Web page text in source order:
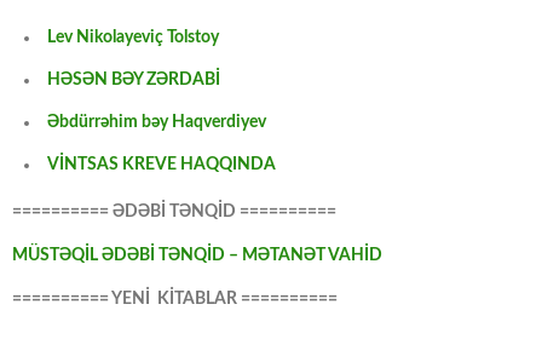
Lev Nikolayeviç Tolstoy
HƏSƏN BƏY ZƏRDABİ
Əbdürrəhim bəy Haqverdiyev
VİNTSAS KREVE HAQQINDA
========== ƏDƏBİ TƏNQİD ==========
MÜSTƏQİL ƏDƏBİ TƏNQİD – MƏTANƏT VAHİD
========== YENİ KİTABLAR ==========